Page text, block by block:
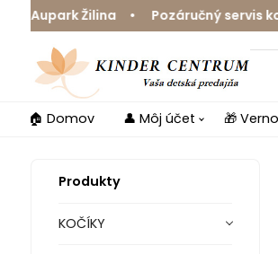
Žilina • Pozáručný servis
🏠 Domov 👤 Môj účet 🎁
Produkty
KOČÍKY